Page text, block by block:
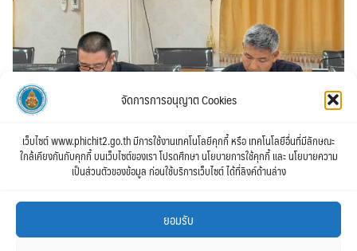
จัดการการอนุญาต Cookies
เว็บไซต์ www.phichit2.go.th มีการใช้งานเทคโนโลยีคุกกี้ หรือ เทคโนโลยีอื่นที่มีลักษณะ
ใกล้เคียงกันกับคุกกี้ บนเว็บไซต์ของเรา โปรดศึกษา นโยบายการใช้คุกกี้ และ นโยบายความ
เป็นส่วนตัวของข้อมูล ก่อนใช้บริการเว็บไซต์ ได้ที่ลิงค์ด้านล่าง
ยอมรับ
สพป.พิจิตร เขต 2 เข้าร่วมประชุมคณะกรรมการกลั่น
กรองการดำเนินการตามพระราชบัญญัติโรงแรม
พ.ศ.2547 ระดับจังหวัด